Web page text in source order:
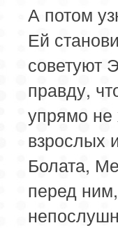
А потом
Ей
советуют
правду,
упрямо не
взрослых
Болата,
перед